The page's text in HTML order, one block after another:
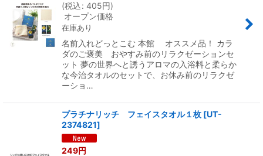
(税込: 405円)
オープン価格
在庫あり
名前入れどっとこむ 本館 オススメ品！ カラ
ダのご褒美 おやすみ前のリラクゼーションセ
ット 夢の世界へと誘うアロマの入浴料と柔らか
な今治タオルのセットで、お休み前のリラクゼ
ーショ…
プラチナリッチ フェイスタオル１枚 [UT-
2374821]
249円